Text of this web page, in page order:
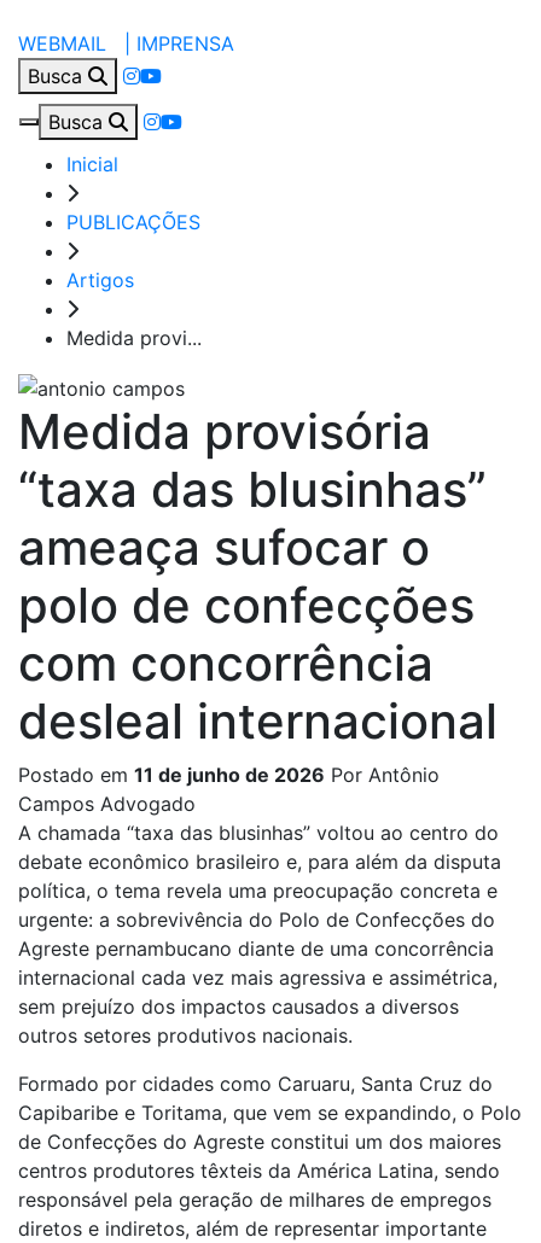
WEBMAIL |
IMPRENSA
Busca
Busca
Inicial
PUBLICAÇÕES
Artigos
Medida provi...
Medida provisória
“taxa das blusinhas”
ameaça sufocar o
polo de confecções
com concorrência
desleal internacional
Postado em 11 de junho de 2026 Por Antônio
Campos Advogado
A chamada “taxa das blusinhas” voltou ao centro do
debate econômico brasileiro e, para além da disputa
política, o tema revela uma preocupação concreta e
urgente: a sobrevivência do Polo de Confecções do
Agreste pernambucano diante de uma concorrência
internacional cada vez mais agressiva e assimétrica,
sem prejuízo dos impactos causados a diversos
outros setores produtivos nacionais.
Formado por cidades como Caruaru, Santa Cruz do
Capibaribe e Toritama, que vem se expandindo, o Polo
de Confecções do Agreste constitui um dos maiores
centros produtores têxteis da América Latina, sendo
responsável pela geração de milhares de empregos
diretos e indiretos, além de representar importante